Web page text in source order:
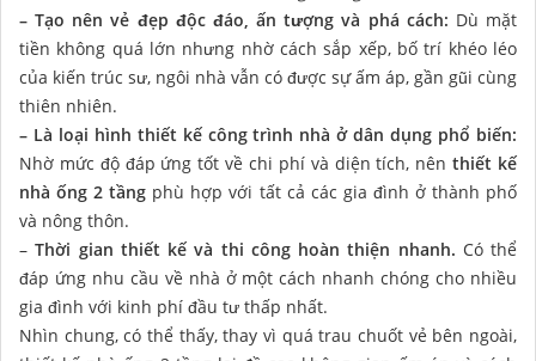
– Tạo nên vẻ đẹp độc đáo, ấn tượng và phá cách: Dù mặt
tiền không quá lớn nhưng nhờ cách sắp xếp, bố trí khéo léo
của kiến trúc sư, ngôi nhà vẫn có được sự ấm áp, gần gũi cùng
thiên nhiên.
– Là loại hình thiết kế công trình nhà ở dân dụng phổ biến:
Nhờ mức độ đáp ứng tốt về chi phí và diện tích, nênthiết kế
nhà ống 2 tầng phù hợp với tất cả các gia đình ở thành phố
và nông thôn.
–Thời gian thiết kế và thi công hoàn thiện nhanh. Có thể
đáp ứng nhu cầu về nhà ở một cách nhanh chóng cho nhiều
gia đình với kinh phí đầu tư thấp nhất.
Nhìn chung, có thể thấy, thay vì quá trau chuốt vẻ bên ngoài,